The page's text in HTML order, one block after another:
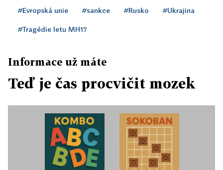
#Evropská unie #sankce #Rusko #Ukrajina
#Tragédie letu MH17
Informace už máte
Teď je čas procvičit mozek